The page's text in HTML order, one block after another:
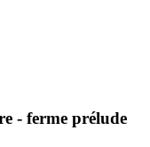
- ferme prélude